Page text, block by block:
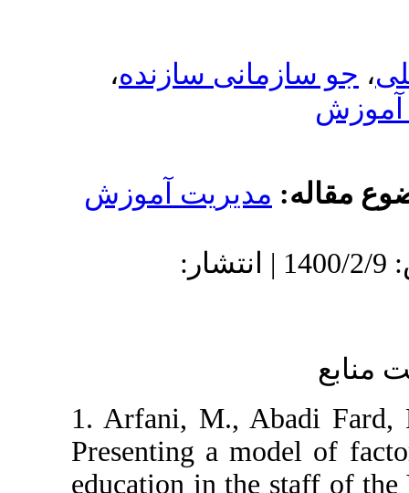
سازنده،
آموزش
8/14 | پذیرش: 1400/2/9 | انتشار:
1. Arfani, M.,
Presenting a
education in